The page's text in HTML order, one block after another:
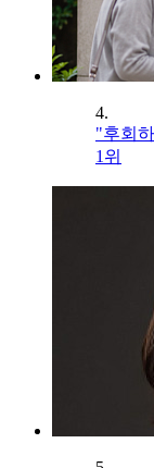
4.
"후회
1위